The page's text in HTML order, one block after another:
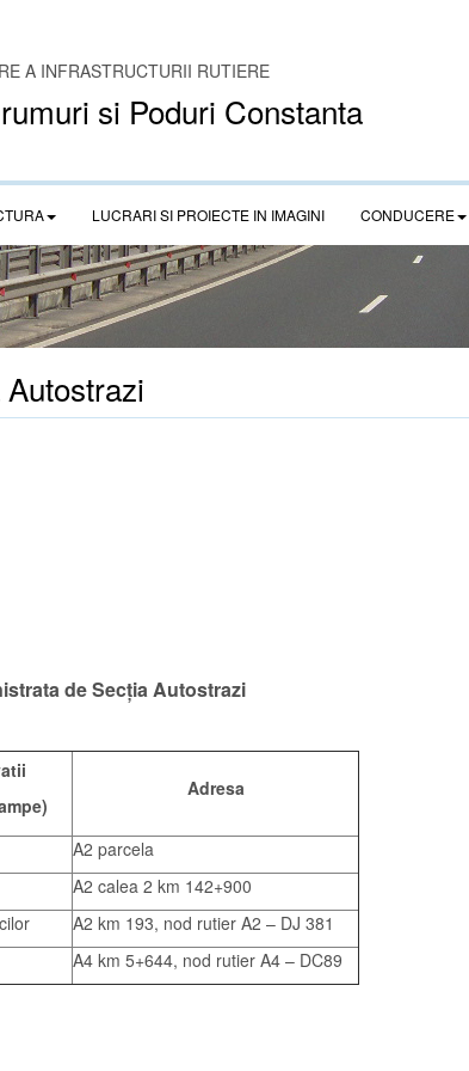
A INFRASTRUCTURII RUTIERE
si Poduri Constanta
LUCRARI SI PROIECTE IN IMAGINI CONDUCERE
de SecțiaAutostrazi
Adresa
A2 parcela
A2 calea 2 km 142+900
A2 km 193, nod rutier A2 – DJ 381
A4 km 5+644, nod rutier A4 – DC89